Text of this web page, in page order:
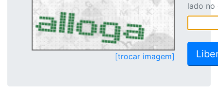
[trocar imagem]
lado no